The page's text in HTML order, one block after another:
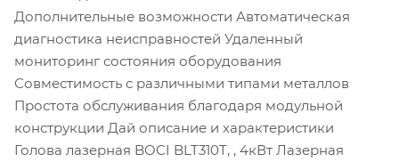
Дополнительные возможности Автоматическая
диагностика неисправностей Удаленный
мониторинг состояния оборудования
Совместимость с различными типами металлов
Простота обслуживания благодаря модульной
конструкции Дай описание и характеристики
Голова лазерная BOCI BLT310T, , 4кВт Лазерная